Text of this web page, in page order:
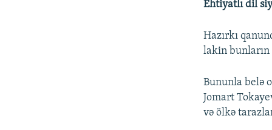
Ehtiyatlı dil
Hazırkı
lakin bunların
Bununla belə
Jomart
və ölkə